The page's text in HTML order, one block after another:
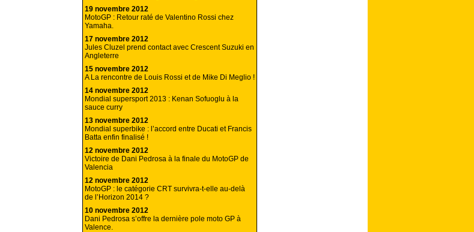
19 novembre 2012
MotoGP : Retour raté de Valentino Rossi chez
Yamaha.
17 novembre 2012
Jules Cluzel prend contact avec Crescent Suzuki en
Angleterre
15 novembre 2012
A La rencontre de Louis Rossi et de Mike Di Meglio !
14 novembre 2012
Mondial supersport 2013 : Kenan Sofuoglu à la
sauce curry
13 novembre 2012
Mondial superbike : l’accord entre Ducati et Francis
Batta enfin finalisé !
12 novembre 2012
Victoire de Dani Pedrosa à la finale du MotoGP de
Valencia
12 novembre 2012
MotoGP : le catégorie CRT survivra-t-elle au-delà
de l’Horizon 2014 ?
10 novembre 2012
Dani Pedrosa s’offre la dernière pole moto GP à
Valence.